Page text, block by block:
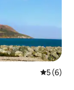
औसत रेटिंग
5 (6)